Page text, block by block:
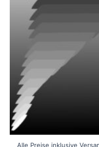
Alle Preise inklusive